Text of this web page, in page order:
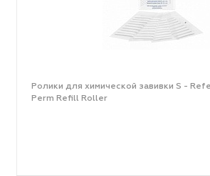
Ролики для химической завивки S -
Perm Refill Roller